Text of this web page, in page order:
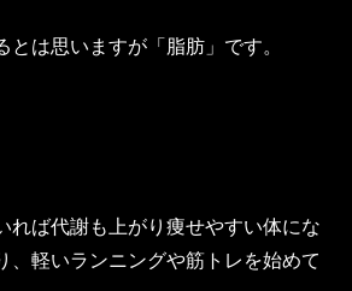
ーツ
とは思いますが「脂肪」です。
れば代謝も上がり痩せやすい体にな
、軽いランニングや筋トレを始めて